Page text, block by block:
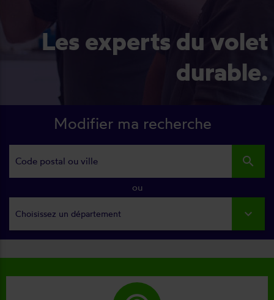
Les experts du volet
durable.
Modifier ma recherche
search
ou
Choisissez un département